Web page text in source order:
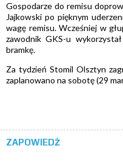
Gospodarze do remisu
Jajkowski po pięknym
wagę remisu. Wcześniej w
zawodnik GKS-u
bramkę.
Za tydzień Stomil Olsztyn
zaplanowano na sobotę (29
ZAPOWIEDŹ